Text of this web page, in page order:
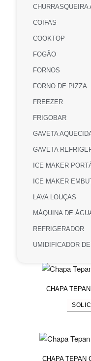
CHURRASQUEIRA
COIFAS
COOKTOP
FOGÃO
FORNOS
FORNO DE PIZZA
FREEZER
FRIGOBAR
GAVETA
GAVETA
ICE MAKER
ICE MAKER
LAVA LOUÇAS
MÁQUINA DE
REFRIGERADOR
UMIDIFICADOR
CHAPA
CHAPA TEPAN